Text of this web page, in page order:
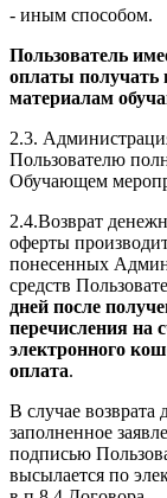
- иным способом.
Пользователь
оплаты получать
материалам
2.3.
Пользователю
Обучающем
2.4.Возврат
оферты
понесенных
средств
дней после
перечисления на
электронного
оплата.
В случае возврата
заполненное
подписью
высылается по